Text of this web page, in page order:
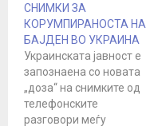
СНИМКИ ЗА
КОРУМПИРАНОСТА НА
БАЈДЕН ВО УКРАИНА
Украинската јавност е
запознаена со новата
„доза“ на снимките од
телефонските
разговори меѓу